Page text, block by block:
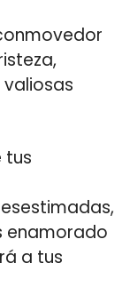
tus
enamorado
a tus